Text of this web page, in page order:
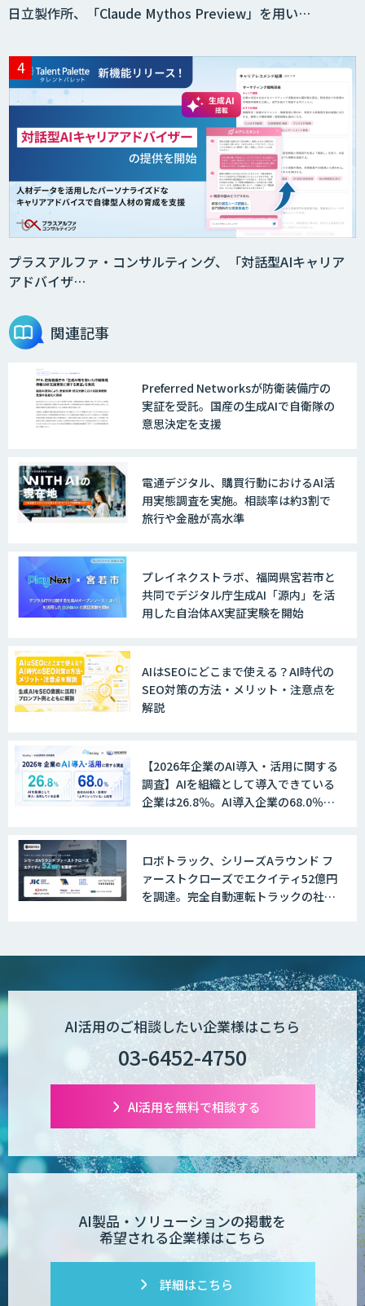
saki-mori
AI・DXコンサルティング伴走支援サービ
AI受託開発（データ分析・画像認識）
デジフロー
AI/DXソリューションサービス
AI/DXデータ分析サービス
MAISTER™
収益最大化モデル
PriceRobo
日立製作所、「Claude Mythos Preview」を用い…
プラスアルファ・コンサルティング、「対話型AIキャリア
アドバイザ…
関連記事
Preferred Networksが防衛装備庁の
実証を受託。国産の生成AIで自衛隊の
意思決定を支援
電通デジタル、購買行動におけるAI活
用実態調査を実施。相談率は約3割で
旅行や金融が高水準
プレイネクストラボ、福岡県宮若市と
共同でデジタル庁生成AI「源内」を活
用した自治体AX実証実験を開始
AIはSEOにどこまで使える？AI時代の
SEO対策の方法・メリット・注意点を
解説
【2026年企業のAI導入・活用に関する
調査】AIを組織として導入できている
企業は26.8％。AI導入企業の68.0％
ロボトラック、シリーズAラウンド フ
ァーストクローズでエクイティ52億円
を調達。完全自動運転トラックの社会
AI活用のご相談したい企業様はこちら
03-6452-4750
AI活用を無料で相談する
AI製品・ソリューションの掲載を
希望される企業様はこちら
詳細はこちら